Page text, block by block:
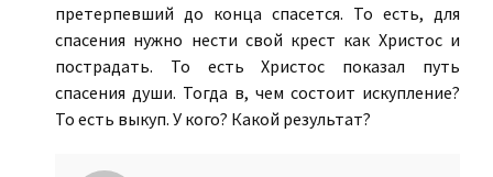
претерпевший до конца спасется. То есть, для
спасения нужно нести свой крест как Христос и
пострадать. То есть Христос показал путь
спасения души. Тогда в, чем состоит искупление?
То есть выкуп. У кого? Какой результат?